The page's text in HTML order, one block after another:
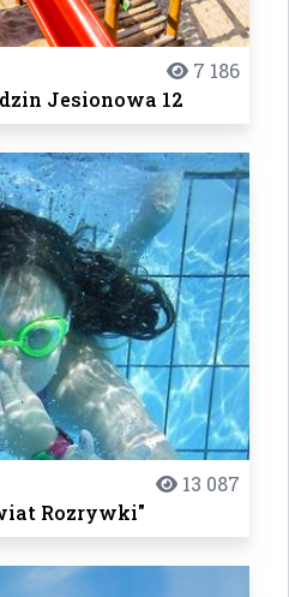
7 186
Jesionowa 12
13 087
Rozrywki"